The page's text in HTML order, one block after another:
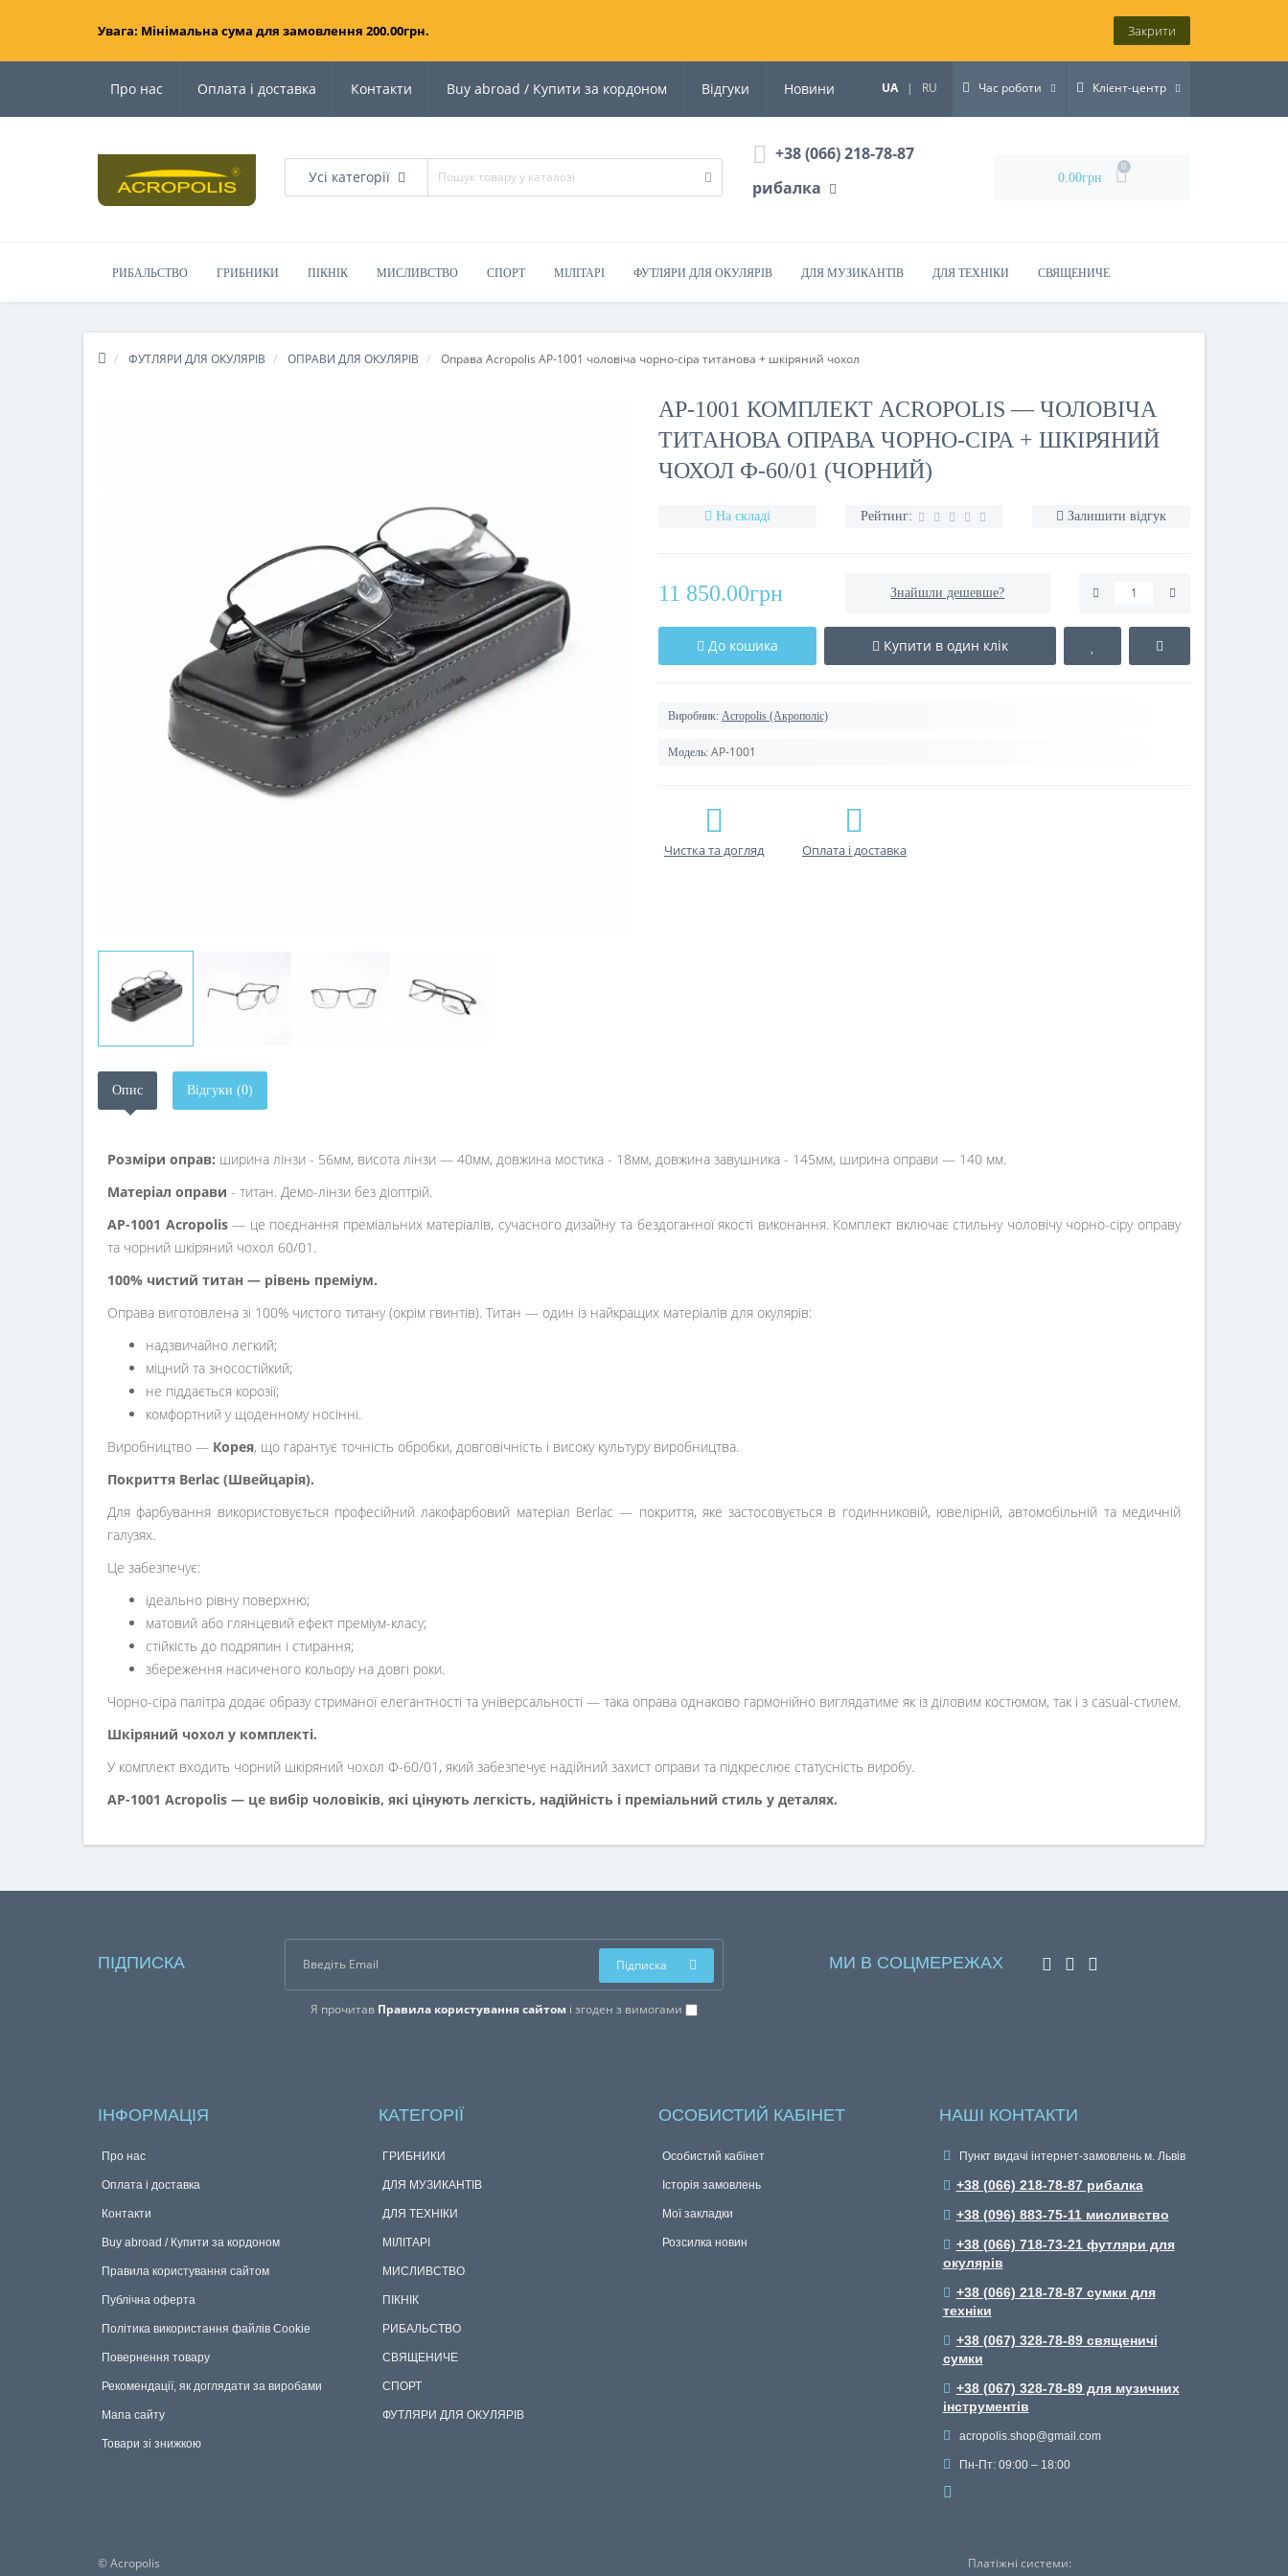
Увага: Мінімальна сума для замовлення 200.00грн. Закрити
Про нас Оплата і доставка Контакти Buy abroad / Купити за кордоном Відгуки Новини UA | RU Час роботи Клієнт-центр
Усі категорії
+38 (066) 218-78-87
рибалка
0.00грн
0
РИБАЛЬСТВО ГРИБНИКИ ПІКНІК МИСЛИВСТВО СПОРТ МІЛІТАРІ ФУТЛЯРИ ДЛЯ ОКУЛЯРІВ ДЛЯ МУЗИКАНТІВ ДЛЯ ТЕХНІКИ СВЯЩЕНИЧЕ
ФУТЛЯРИ ДЛЯ ОКУЛЯРІВ ОПРАВИ ДЛЯ ОКУЛЯРІВ Оправа Acropolis AP-1001 чоловіча чорно-сіра титанова + шкіряний чохол
AP-1001 КОМПЛЕКТ ACROPOLIS — ЧОЛОВІЧА
ТИТАНОВА ОПРАВА ЧОРНО-СІРА + ШКІРЯНИЙ
ЧОХОЛ Ф-60/01 (ЧОРНИЙ)
На складі Рейтинг: Залишити відгук
11 850.00грн Знайшли дешевше?
До кошика Купити в один клік
Виробник: Acropolis (Акрополіс)
Модель: AP-1001
Чистка та догляд Оплата і доставка
Опис Відгуки (0)
Розміри оправ: ширина лінзи - 56мм, висота лінзи — 40мм, довжина мостика - 18мм, довжина завушника - 145мм, ширина оправи — 140 мм.
Матеріал оправи - титан. Демо-лінзи без діоптрій.
AP-1001 Acropolis— це поєднання преміальних матеріалів, сучасного дизайну та бездоганної якості виконання. Комплект включає стильну чоловічу чорно-сіру оправу
та чорний шкіряний чохол 60/01.
100% чистий титан — рівень преміум.
Оправа виготовлена зі 100% чистого титану (окрім гвинтів). Титан — один із найкращих матеріалів для окулярів:
надзвичайно легкий;
міцний та зносостійкий;
не піддається корозії;
комфортний у щоденному носінні.
Виробництво — Корея, що гарантує точність обробки, довговічність і високу культуру виробництва.
Покриття Berlac (Швейцарія).
Для фарбування використовується професійний лакофарбовий матеріал Berlac — покриття, яке застосовується в годинниковій, ювелірній, автомобільній та медичній
галузях.
Це забезпечує:
ідеально рівну поверхню;
матовий або глянцевий ефект преміум-класу;
стійкість до подряпин і стирання;
збереження насиченого кольору на довгі роки.
Чорно-сіра палітра додає образу стриманої елегантності та універсальності — така оправа однаково гармонійно виглядатиме як із діловим костюмом, так і з casual-стилем.
Шкіряний чохол у комплекті.
У комплект входить чорний шкіряний чохол Ф-60/01, який забезпечує надійний захист оправи та підкреслює статусність виробу.
AP-1001 Acropolis — це вибір чоловіків, які цінують легкість, надійність і преміальний стиль у деталях.
ПІДПИСКА
Я прочитав Правила користування сайтомі згоден з вимогами
Підписка МИ В СОЦМЕРЕЖАХ
ІНФОРМАЦІЯ
Про нас
Оплата і доставка
Контакти
Buy abroad / Купити за кордоном
Правила користування сайтом
Публічна оферта
Політика використання файлів Cookie
Повернення товару
Рекомендації, як доглядати за виробами
Мапа сайту
Товари зі знижкою
КАТЕГОРІЇ
ГРИБНИКИ
ДЛЯ МУЗИКАНТІВ
ДЛЯ ТЕХНІКИ
МІЛІТАРІ
МИСЛИВСТВО
ПІКНІК
РИБАЛЬСТВО
СВЯЩЕНИЧЕ
СПОРТ
ФУТЛЯРИ ДЛЯ ОКУЛЯРІВ
ОСОБИСТИЙ КАБІНЕТ
Особистий кабінет
Історія замовлень
Мої закладки
Розсилка новин
НАШІ КОНТАКТИ
Пункт видачі інтернет-замовлень м. Львів
+38 (066) 218-78-87 рибалка
+38 (096) 883-75-11 мисливство
+38 (066) 718-73-21 футляри для
окулярів
+38 (066) 218-78-87 сумки для
техніки
+38 (067) 328-78-89 священичі
сумки
+38 (067) 328-78-89 для музичних
інструментів
acropolis.shop@gmail.com
Пн-Пт: 09:00 – 18:00
© Acropolis Платіжні системи: